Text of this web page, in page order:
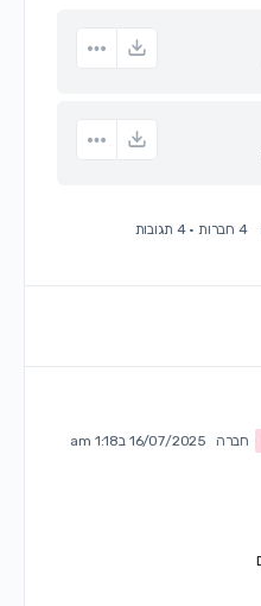
4 חברות · 4 תגובות
חברה 16/07/2025 ב1:18 am